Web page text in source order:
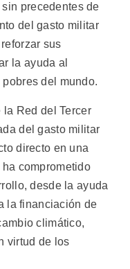
precedentes de
del gasto militar
sus
la ayuda al
del mundo.
Red del Tercer
del gasto militar
directo en una
comprometido
desde la ayuda
la financiación de
climático,
virtud de los